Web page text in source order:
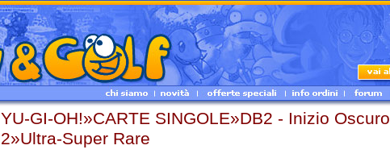
YU-GI-OH!»CARTE SINGOLE»DB2 - Inizio Oscuro
2»Ultra-Super Rare